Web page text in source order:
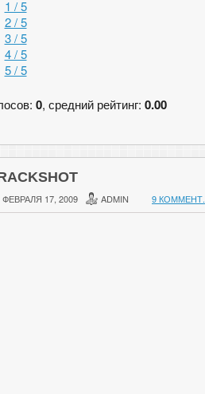
1 / 5
2 / 5
3 / 5
4 / 5
5 / 5
0, средний рейтинг: 0.00
ФЕВРАЛЯ 17, 2009 ADMIN 9 КОММЕНТ.